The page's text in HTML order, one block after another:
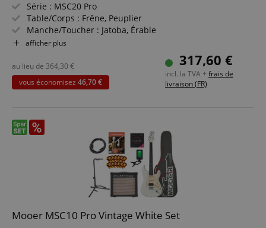
Série : MSC20 Pro
Table/Corps : Frêne, Peuplier
Manche/Toucher : Jatoba, Érable
Micros : MSC-1N Single Coil (manche), MSC-1M Single
Coil (milieu), MHB-1B Humbucker (chevalet)
Couleur & Finition : Finition Amber Brown (brillant)
Inclus : Housse de transport Mooer
Pack promo incluant ampli guitare, méthode, support
afficher plus
317,60 €
incl. la TVA + frais de
livraison (FR)
au lieu de 364,30 €
vous économisez 46,70 €
Mooer MSC10 Pro Vintage White Set